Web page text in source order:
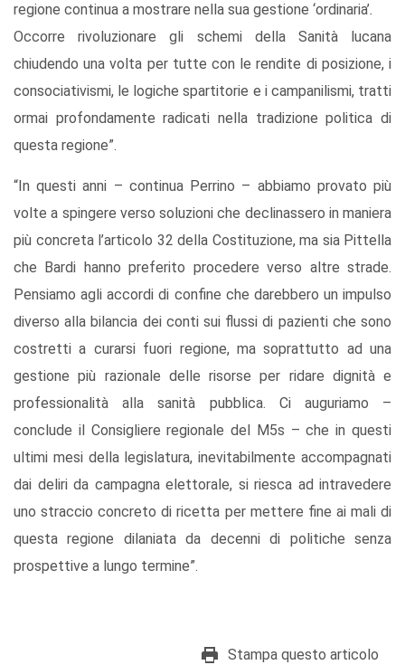
regione continua a mostrare nella sua gestione ‘ordinaria’.
Occorre rivoluzionare gli schemi della Sanità lucana
chiudendo una volta per tutte con le rendite di posizione, i
consociativismi, le logiche spartitorie e i campanilismi, tratti
ormai profondamente radicati nella tradizione politica di
questa regione”.
“In questi anni – continua Perrino – abbiamo provato più
volte a spingere verso soluzioni che declinassero in maniera
più concreta l’articolo 32 della Costituzione, ma sia Pittella
che Bardi hanno preferito procedere verso altre strade.
Pensiamo agli accordi di confine che darebbero un impulso
diverso alla bilancia dei conti sui flussi di pazienti che sono
costretti a curarsi fuori regione, ma soprattutto ad una
gestione più razionale delle risorse per ridare dignità e
professionalità alla sanità pubblica. Ci auguriamo –
conclude il Consigliere regionale del M5s – che in questi
ultimi mesi della legislatura, inevitabilmente accompagnati
dai deliri da campagna elettorale, si riesca ad intravedere
uno straccio concreto di ricetta per mettere fine ai mali di
questa regione dilaniata da decenni di politiche senza
prospettive a lungo termine”.
Stampa questo articolo